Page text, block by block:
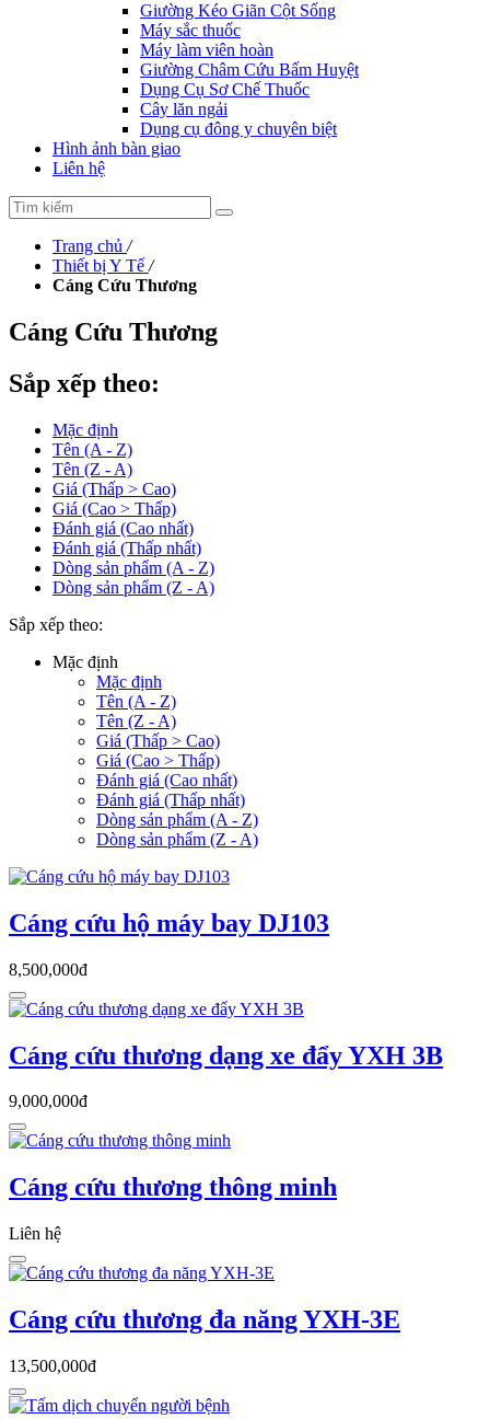
Giường Kéo Giãn Cột Sống
Máy sắc thuốc
Máy làm viên hoàn
Giường Châm Cứu Bấm Huyệt
Dụng Cụ Sơ Chế Thuốc
Cây lăn ngải
Dụng cụ đông y chuyên biệt
Hình ảnh bàn giao
Liên hệ
Trang chủ /
Thiết bị Y Tế /
Cáng Cứu Thương
Cáng Cứu Thương
Sắp xếp theo:
Mặc định
Tên (A - Z)
Tên (Z - A)
Giá (Thấp > Cao)
Giá (Cao > Thấp)
Đánh giá (Cao nhất)
Đánh giá (Thấp nhất)
Dòng sản phẩm (A - Z)
Dòng sản phẩm (Z - A)
Sắp xếp theo:
Mặc định
Mặc định
Tên (A - Z)
Tên (Z - A)
Giá (Thấp > Cao)
Giá (Cao > Thấp)
Đánh giá (Cao nhất)
Đánh giá (Thấp nhất)
Dòng sản phẩm (A - Z)
Dòng sản phẩm (Z - A)
Cáng cứu hộ máy bay DJ103
8,500,000đ
Cáng cứu thương dạng xe đẩy YXH 3B
9,000,000đ
Cáng cứu thương thông minh
Liên hệ
Cáng cứu thương đa năng YXH-3E
13,500,000đ